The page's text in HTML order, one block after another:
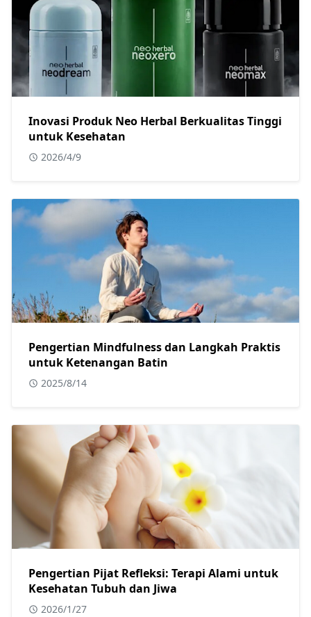
Inovasi Produk Neo Herbal Berkualitas Tinggi
untuk Kesehatan
2026/4/9
Pengertian Mindfulness dan Langkah Praktis
untuk Ketenangan Batin
2025/8/14
Pengertian Pijat Refleksi: Terapi Alami untuk
Kesehatan Tubuh dan Jiwa
2026/1/27